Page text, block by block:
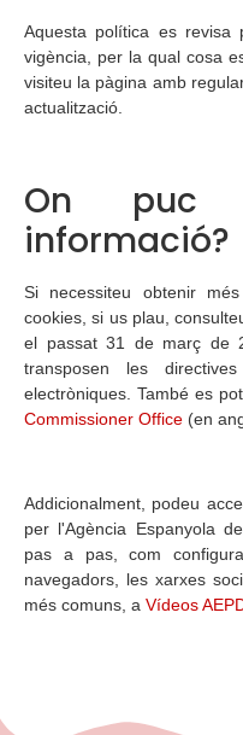
Aquesta política es revisa
vigència, per la qual cosa
visiteu la pàgina amb
actualització.
On puc
informació?
Si necessiteu obtenir
cookies, si us plau,
el passat 31 de març de
transposen les
electròniques. També es
Commissioner Office (en
Addicionalment, podeu
per l'Agència Espanyola
pas a pas, com
navegadors, les xarxes
més comuns, a Vídeos